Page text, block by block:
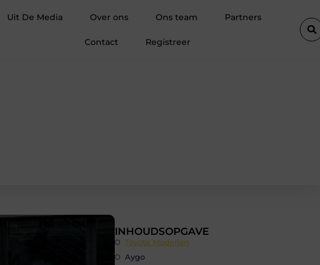
Uit De Media Over ons Ons team Partners
Contact Registreer
INHOUDSOPGAVE
Toyota Modellen
Aygo